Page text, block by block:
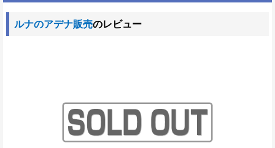
ルナのアデナ販売のレビュー